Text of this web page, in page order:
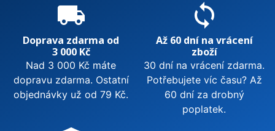
local_shipping
Doprava zdarma od
3 000 Kč
Nad 3 000 Kč máte
dopravu zdarma. Ostatní
objednávky už od 79 Kč.
sync
Až 60 dní na vrácení
zboží
30 dní na vrácení zdarma.
Potřebujete víc času? Až
60 dní za drobný
poplatek.